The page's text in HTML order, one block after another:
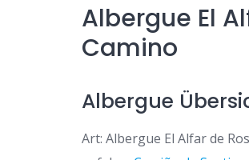
Albergue El
Camino
Albergue
Art: Albergue El Alfar de